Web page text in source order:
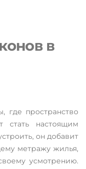
плиты на
Вынос окон
балкона, либо
в
где пространство
стать настоящим
он добавит
метражу жилья,
усмотрению.